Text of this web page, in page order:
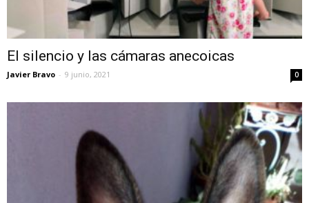
El silencio y las cámaras anecoicas
Javier Bravo - 9 junio, 2021 0